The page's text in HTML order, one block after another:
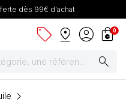
dès 99€ d'achat
sell pin_drop account_circle shopping_bag
0
search